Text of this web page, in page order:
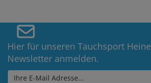
Hier für unseren Tauchsport
Newsletter anmelden.
Ihre E-Mail Adresse...